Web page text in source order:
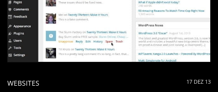
WEBSITES 17 DEZ 13